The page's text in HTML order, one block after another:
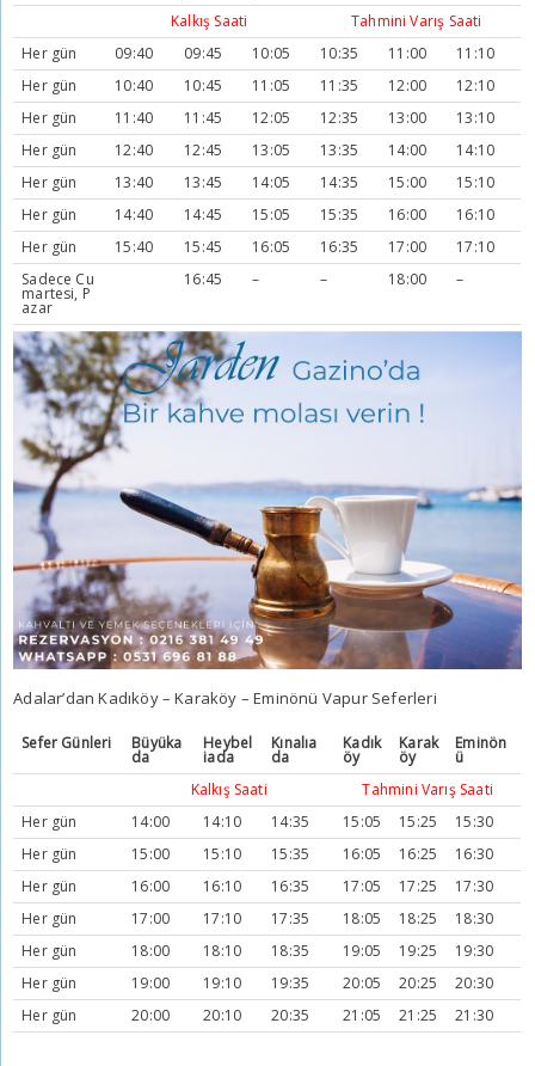
Kalkış Saati
Tahmini Varış Saati
Her gün
09:40 09:45 10:05 10:35 11:00
11:10
Her gün
10:40 10:45 11:05 11:35 12:00
12:10
Her gün
11:40 11:45 12:05 12:35 13:00
13:10
Her gün
12:40 12:45 13:05 13:35 14:00
14:10
Her gün
13:40 13:45 14:05 14:35 15:00
15:10
Her gün
14:40 14:45 15:05 15:35 16:00
16:10
Her gün
15:40 15:45 16:05 16:35 17:00
17:10
Sadece Cu
martesi, P
azar
16:45 – – 18:00 –
Adalar’dan Kadıköy – Karaköy – Eminönü Vapur Seferleri
Sefer Günleri Büyüka
da
Heybel
iada
Kınalıa
da
Kadık
öy
Karak
öy
Eminön
ü
Kalkış Saati
Tahmini Varış Saati
Her gün
14:00 14:10 14:35 15:05 15:25
15:30
Her gün
15:00 15:10 15:35 16:05 16:25
16:30
Her gün
16:00 16:10 16:35 17:05 17:25
17:30
Her gün
17:00 17:10 17:35 18:05 18:25
18:30
Her gün
18:00 18:10 18:35 19:05 19:25
19:30
Her gün
19:00 19:10 19:35 20:05 20:25
20:30
Her gün
20:00 20:10 20:35 21:05 21:25 21:30